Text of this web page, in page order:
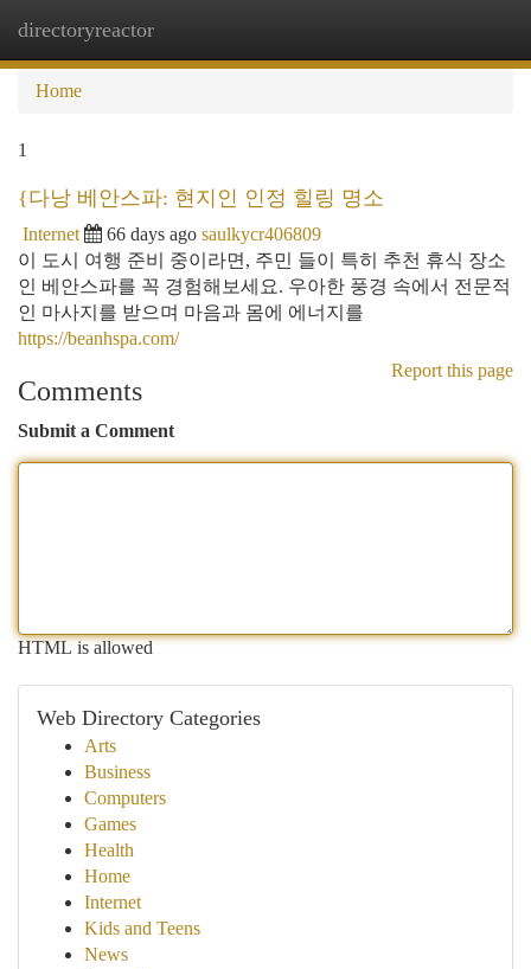
directoryreactor
Home
1
{다낭 베안스파: 현지인 인정 힐링 명소
Internet 66 days ago saulkycr406809
이 도시 여행 준비 중이라면, 주민 들이 특히 추천 휴식 장소
인 베안스파를 꼭 경험해보세요. 우아한 풍경 속에서 전문적
인 마사지를 받으며 마음과 몸에 에너지를
https://beanhspa.com/
Report this page
Comments
Submit a Comment
HTML is allowed
Web Directory Categories
Arts
Business
Computers
Games
Health
Home
Internet
Kids and Teens
News